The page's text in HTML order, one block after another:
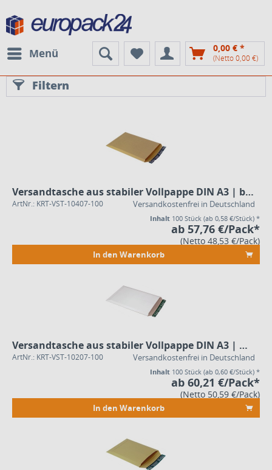
Menü 0,00 € *
(Netto 0,00 €)
Filtern
Versandtasche aus stabiler Vollpappe DIN A3 | braun
ArtNr.: KRT-VST-10407-100 Versandkostenfrei in Deutschland
Inhalt 100 Stück (ab 0,58 €/Stück) *
ab 57,76 €/Pack*
(Netto 48,53 €/Pack)
In den Warenkorb
Versandtasche aus stabiler Vollpappe DIN A3 | weiß
ArtNr.: KRT-VST-10207-100 Versandkostenfrei in Deutschland
Inhalt 100 Stück (ab 0,60 €/Stück) *
ab 60,21 €/Pack*
(Netto 50,59 €/Pack)
In den Warenkorb